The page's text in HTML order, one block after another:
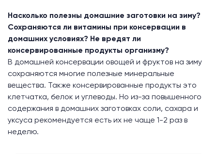
Насколько полезны домашние заготовки на зиму?
Сохраняются ли витамины при консервации в
домашних условиях? Не вредят ли
консервированные продукты организму?
В домашней консервации овощей и фруктов на зиму
сохраняются многие полезные минеральные
вещества. Также консервированные продукты это
клетчатка, белок и углеводы. Но из-за повышенного
содержания в домашних заготовках соли, сахара и
уксуса рекомендуется есть их не чаще 1-2 раз в
неделю.